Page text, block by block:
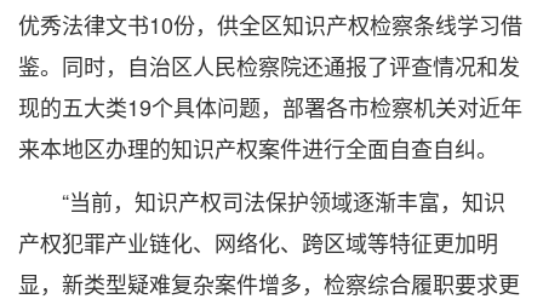
优秀法律文书10份，供全区知识产权检察条线学习借
鉴。同时，自治区人民检察院还通报了评查情况和发
现的五大类19个具体问题，部署各市检察机关对近年
来本地区办理的知识产权案件进行全面自查自纠。
“当前，知识产权司法保护领域逐渐丰富，知识
产权犯罪产业链化、网络化、跨区域等特征更加明
显，新类型疑难复杂案件增多，检察综合履职要求更